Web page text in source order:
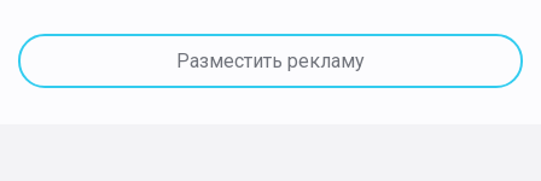
Разместить рекламу